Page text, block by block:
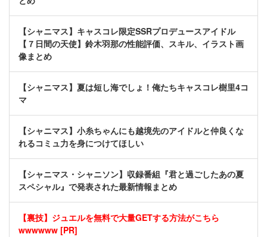
【シャニマス】キャスコレ限定SSRプロデュースアイドル
【７日間の天使】鈴木羽那の性能評価、スキル、イラスト画
像まとめ
【シャニマス】夏は短し海でしょ！俺たちキャスコレ樹里4コ
マ
【シャニマス】小糸ちゃんにも越境先のアイドルと仲良くな
れるコミュ力を身につけてほしい
【シャニマス・シャニソン】収録番組『君と過ごしたあの夏
スペシャル』で発表された最新情報まとめ
【裏技】ジュエルを無料で大量GETする方法がこちら
wwwwww [PR]